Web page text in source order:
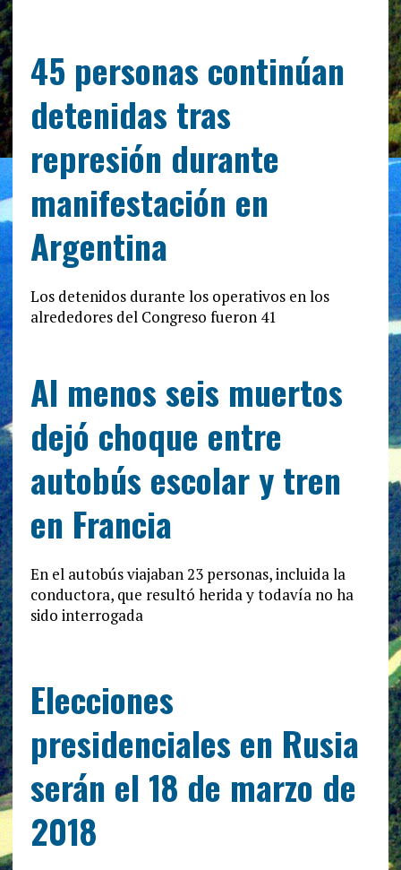
45 personas continúan
detenidas tras
represión durante
manifestación en
Argentina
Los detenidos durante los operativos en los
alrededores del Congreso fueron 41
Al menos seis muertos
dejó choque entre
autobús escolar y tren
en Francia
En el autobús viajaban 23 personas, incluida la
conductora, que resultó herida y todavía no ha
sido interrogada
Elecciones
presidenciales en Rusia
serán el 18 de marzo de
2018